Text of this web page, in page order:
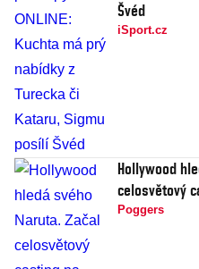
Švéd
iSport.cz
Hollywood
celosvětový
Poggers